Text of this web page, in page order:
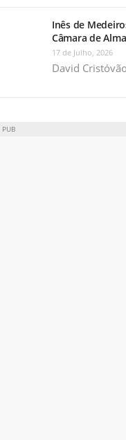
Inês de
Câmara de
17 de Julho, 2026
David Cristóvão
PUB